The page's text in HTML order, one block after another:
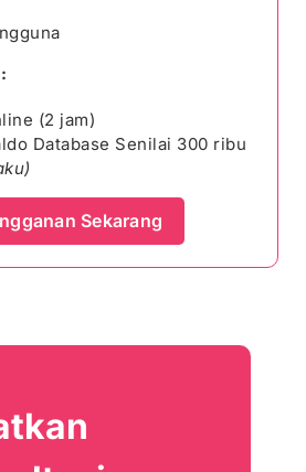
(2 jam)
Database Senilai 300 ribu
Sekarang